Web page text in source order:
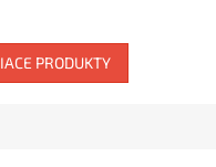
PRODUKTY